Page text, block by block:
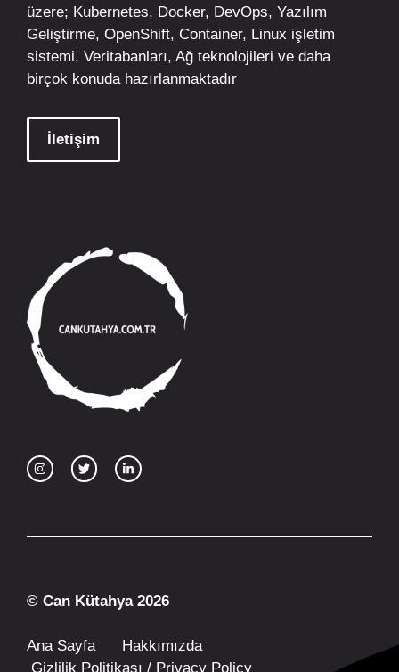
üzere; Kubernetes, Docker, DevOps, Yazılım
Geliştirme, OpenShift, Container, Linux işletim
sistemi, Veritabanları, Ağ teknolojileri ve daha
birçok konuda hazırlanmaktadır
İletişim
© Can Kütahya 2026
Ana Sayfa
Hakkımızda
Gizlilik Politikası / Privacy Policy